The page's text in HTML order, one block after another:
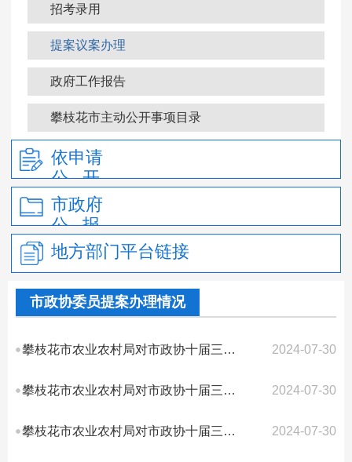
招考录用
提案议案办理
政府工作报告
攀枝花市主动公开事项目录
政府信息公开年报
依申请
公 开
市政府
公 报
地方部门平台链接
市政协委员提案办理情况
攀枝花市农业农村局对市政协十届三次会议第119号提案答复的函 2024-07-30
攀枝花市农业农村局对市政协十届三次会议第103号提案答复的函 2024-07-30
攀枝花市农业农村局对市政协十届三次会议第35号提案答复的函 2024-07-30